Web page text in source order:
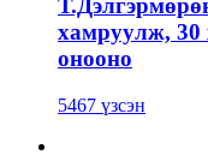
хамруулж, 30
онооно
5467 үзсэн